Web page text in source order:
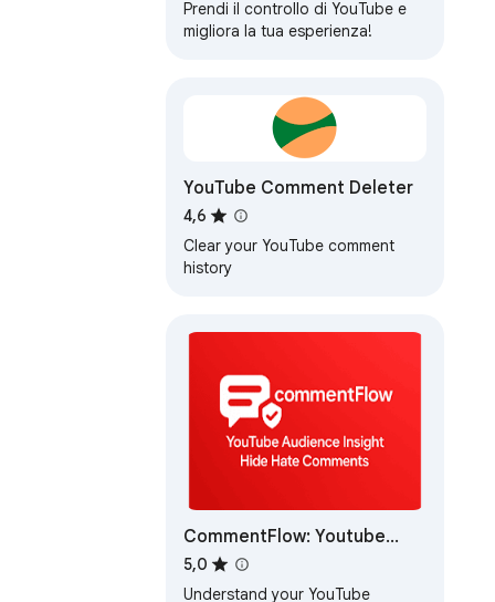
Prendi il controllo di YouTube e
migliora la tua esperienza!
YouTube Comment Deleter
4,6
Clear your YouTube comment
history
CommentFlow: Youtube
Audience Insights™
5,0
Understand your YouTube